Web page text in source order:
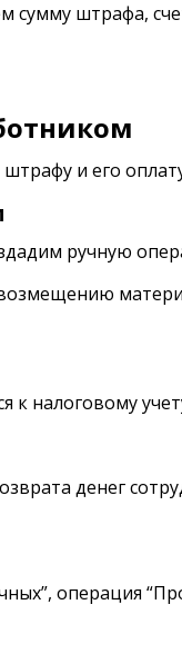
штрафа,
и его
ручную
к налоговому
денег
операция